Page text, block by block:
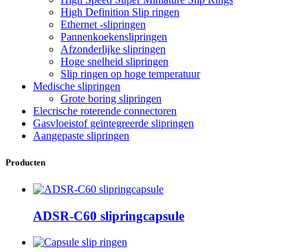
High Definition Slip ringen
Ethernet -slipringen
Pannenkoekenslipringen
Afzonderlijke slipringen
Hoge snelheid slipringen
Slip ringen op hoge temperatuur
Medische slipringen
Grote boring slipringen
Elecrische roterende connectoren
Gasvloeistof geïntegreerde slipringen
Aangepaste slipringen
Producten
ADSR-C60 slipringcapsule